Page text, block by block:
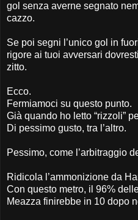
gol senza averne segnato
cazzo.
Se poi segni l’unico gol in
rigore ai tuoi avversari
zitto.
Ecco.
Fermiamoci su questo punto.
Già quando ho letto “rizzoli”
Di pessimo gusto, tra l’altro.
Pessimo, come l’arbitraggio
Ridicola l’ammonizione da
Con questo metro, il 96%
Meazza finirebbe in 10 dopo